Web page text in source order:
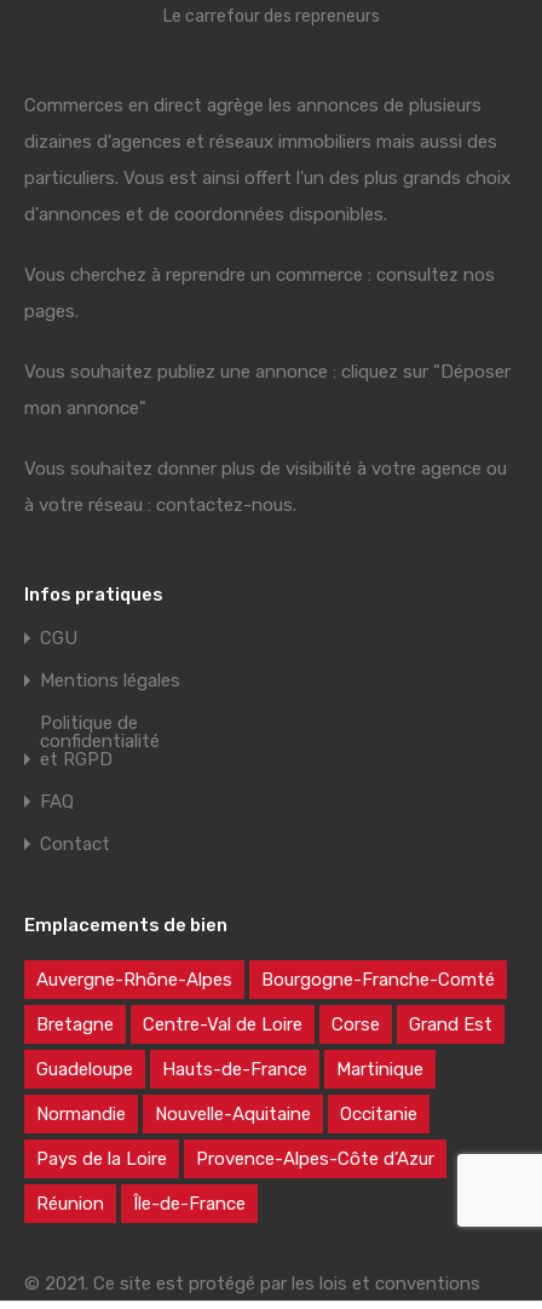
Le carrefour des repreneurs
Commerces en direct agrège les annonces de plusieurs
dizaines d'agences et réseaux immobiliers mais aussi des
particuliers. Vous est ainsi offert l'un des plus grands choix
d'annonces et de coordonnées disponibles.
Vous cherchez à reprendre un commerce : consultez nos
pages.
Vous souhaitez publiez une annonce : cliquez sur "Déposer
mon annonce"
Vous souhaitez donner plus de visibilité à votre agence ou
à votre réseau : contactez-nous.
Infos pratiques
CGU
Mentions légales
Politique de
confidentialité
et RGPD
FAQ
Contact
Emplacements de bien
Auvergne-Rhône-Alpes Bourgogne-Franche-Comté
Bretagne Centre-Val de Loire Corse Grand Est
Guadeloupe Hauts-de-France Martinique
Normandie Nouvelle-Aquitaine Occitanie
Pays de la Loire Provence-Alpes-Côte d’Azur
Réunion Île-de-France
© 2021. Ce site est protégé par les lois et conventions